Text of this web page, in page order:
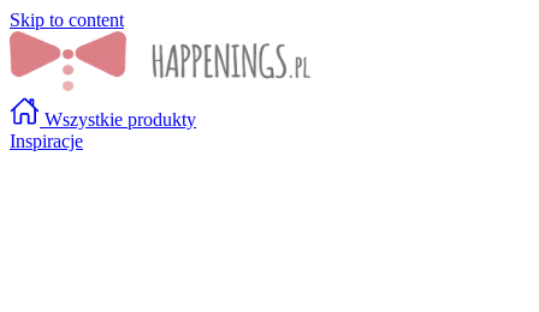
Skip to content
Wszystkie produkty
Inspiracje